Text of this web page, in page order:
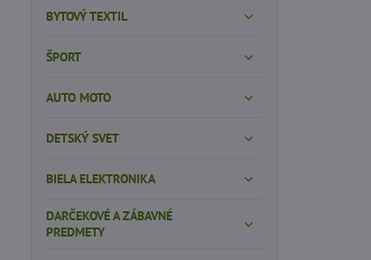
BYTOVÝ TEXTIL
ŠPORT
AUTO MOTO
DETSKÝ SVET
BIELA ELEKTRONIKA
DARČEKOVÉ A ZÁBAVNÉ
PREDMETY